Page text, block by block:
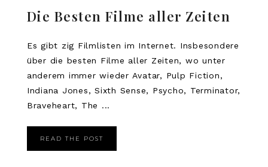
Die Besten Filme aller Zeiten
Es gibt zig Filmlisten im Internet. Insbesondere
über die besten Filme aller Zeiten, wo unter
anderem immer wieder Avatar, Pulp Fiction,
Indiana Jones, Sixth Sense, Psycho, Terminator,
Braveheart, The ...
READ THE POST